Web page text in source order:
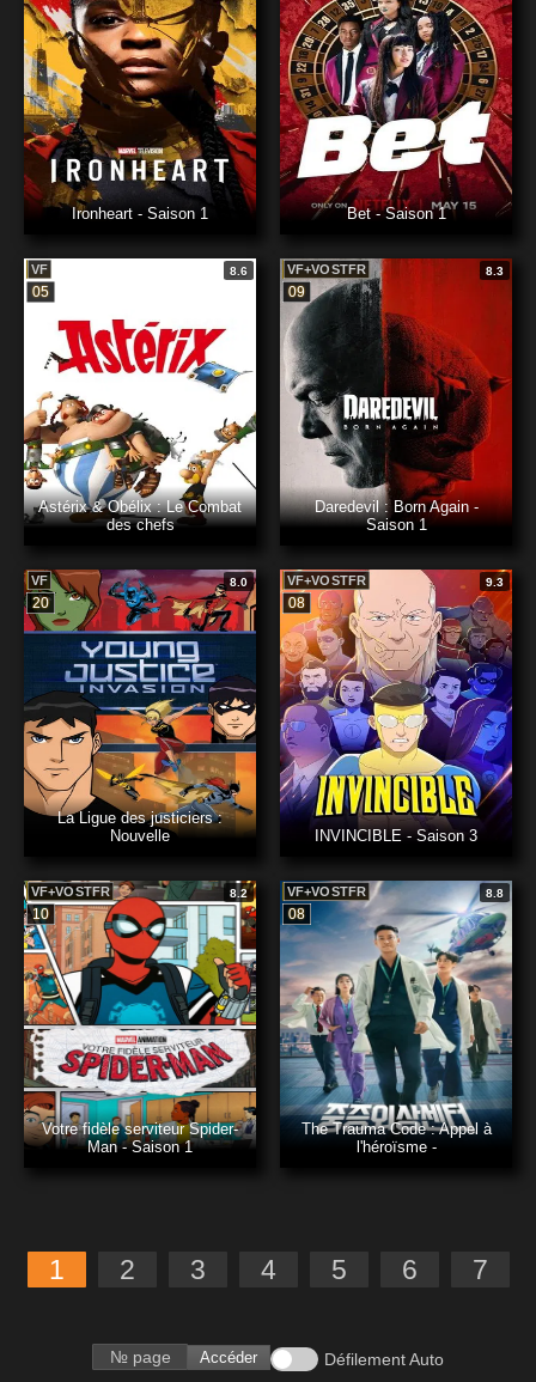
Ironheart - Saison 1 Bet - Saison 1
VF 8.6
05
Astérix & Obélix : Le Combat
des chefs
VF+VOSTFR 8.3
09
Daredevil : Born Again -
Saison 1
VF 8.0
20
La Ligue des justiciers :
Nouvelle
VF+VOSTFR 9.3
08
INVINCIBLE - Saison 3
VF+VOSTFR 8.2
10
Votre fidèle serviteur Spider-
Man - Saison 1
VF+VOSTFR 8.8
08
The Trauma Code : Appel à
l'héroïsme -
1 2 3 4 5 6 7
Accéder Défilement Auto